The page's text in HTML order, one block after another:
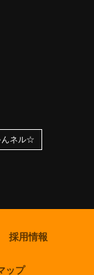
んネル☆
採用情報
ップ